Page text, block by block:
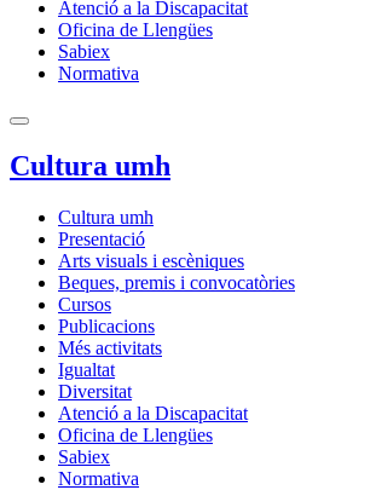
Atenció a la Discapacitat
Oficina de Llengües
Sabiex
Normativa
Cultura umh
Cultura umh
Presentació
Arts visuals i escèniques
Beques, premis i convocatòries
Cursos
Publicacions
Més activitats
Igualtat
Diversitat
Atenció a la Discapacitat
Oficina de Llengües
Sabiex
Normativa